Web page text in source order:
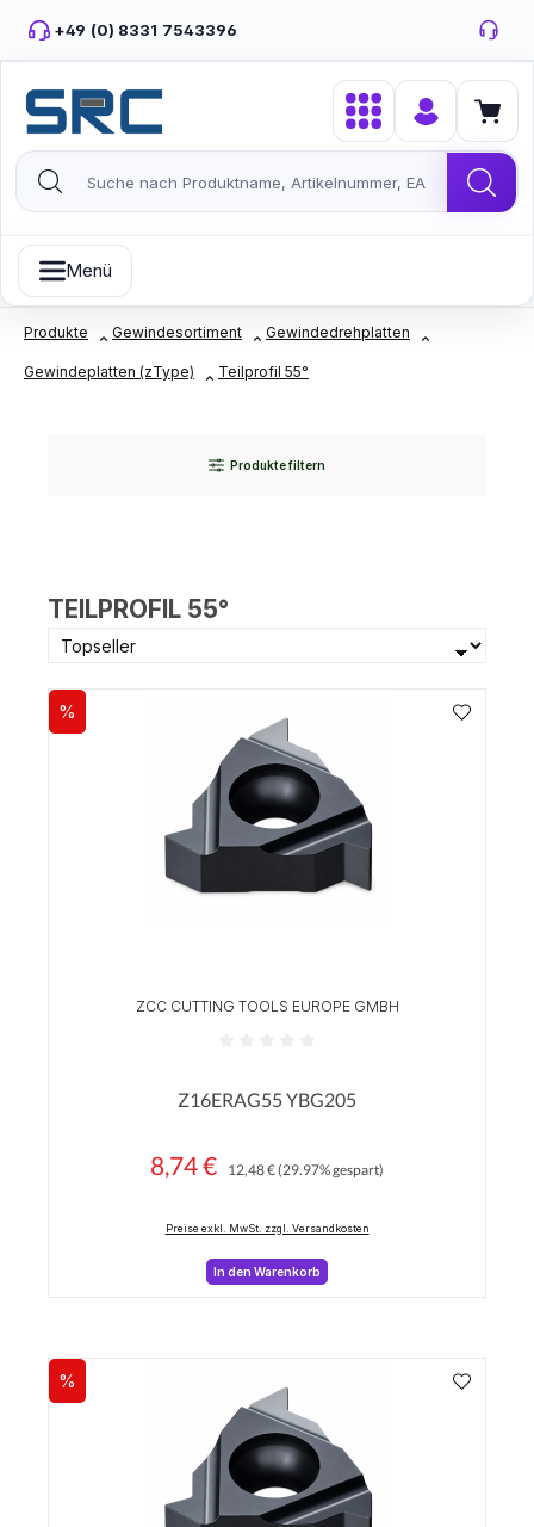
Zum Hauptinhalt springen
+49 (0) 8331 7543396
Menü
Produkte Gewindesortiment Gewindedrehplatten
Gewindeplatten (zType) Teilprofil 55°
Produkte filtern
TEILPROFIL 55°
Rabatt
%
ZCC CUTTING TOOLS EUROPE GMBH
Z16ERAG55 YBG205
Verkaufspreis:
8,74 € 12,48 €(29.97% gespart)
Preise exkl. MwSt. zzgl. Versandkosten
In den Warenkorb
Rabatt
%